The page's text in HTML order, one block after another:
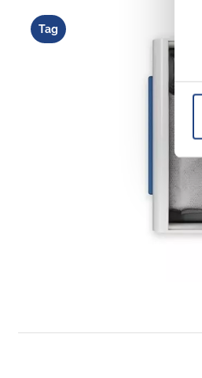
Tag